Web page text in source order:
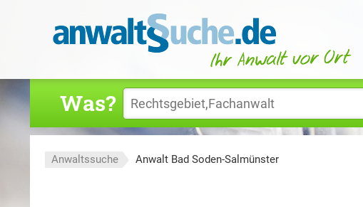
Was?
Anwaltssuche Anwalt Bad Soden-Salmünster